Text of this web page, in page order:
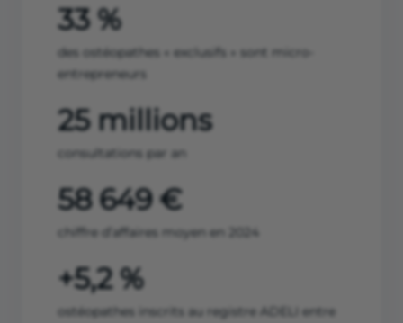
33 %
des ostéopathes « exclusifs » sont micro-
entrepreneurs
25 millions
consultations par an
58 649 €
chiffre d’affaires moyen en 2024
+5,2 %
ostéopathes inscrits au registre ADELI entre